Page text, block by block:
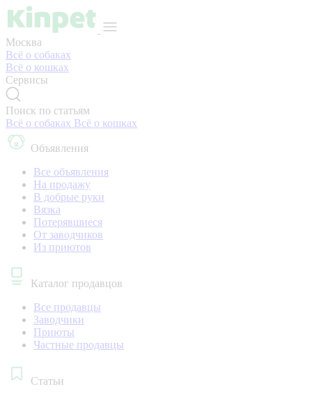
Москва
Всё о собаках
Всё о кошках
Сервисы
Поиск по статьям
Всё о собаках Всё о кошках
Объявления
Все объявления
На продажу
В добрые руки
Вязка
Потерявшиеся
От заводчиков
Из приютов
Каталог продавцов
Все продавцы
Заводчики
Приюты
Частные продавцы
Статьи